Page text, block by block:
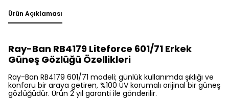
Ürün Açıklaması
Ray-Ban RB4179 Liteforce 601/71 Erkek
Güneş Gözlüğü Özellikleri
Ray-Ban RB4179 601/71 modeli; günlük kullanımda şıklığı ve
konforu bir araya getiren, %100 UV korumalı orijinal bir güneş
gözlüğüdür. Ürün 2 yıl garanti ile gönderilir.